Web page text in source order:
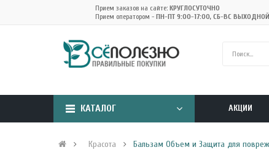
Прием заказов на сайте: КРУГЛОСУТОЧНО
Прием оператором - ПН-ПТ 9:00-17:00, СБ-ВС ВЫХОДНОЙ
КАТАЛОГ АКЦИИ
Красота Бальзам Объем и Защита для